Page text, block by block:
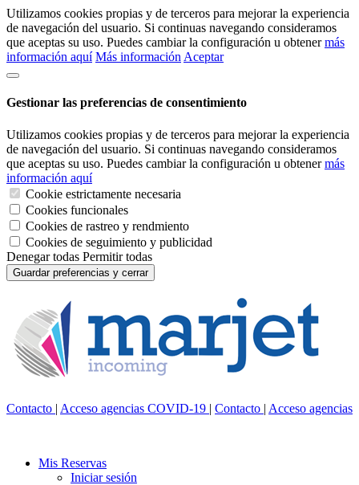
Utilizamos cookies propias y de terceros para mejorar la experiencia
de navegación del usuario. Si continuas navegando consideramos
que aceptas su uso. Puedes cambiar la configuración u obtenermás
información aquí Más información Aceptar
Gestionar las preferencias de consentimiento
Utilizamos cookies propias y de terceros para mejorar la experiencia
de navegación del usuario. Si continuas navegando consideramos
que aceptas su uso. Puedes cambiar la configuración u obtenermás
información aquí
Cookie estrictamente necesaria
Cookies funcionales
Cookies de rastreo y rendmiento
Cookies de seguimiento y publicidad
Denegar todas Permitir todas
Guardar preferencias y cerrar
Contacto | Acceso agencias COVID-19 | Contacto | Acceso agencias
Mis Reservas
Iniciar sesión